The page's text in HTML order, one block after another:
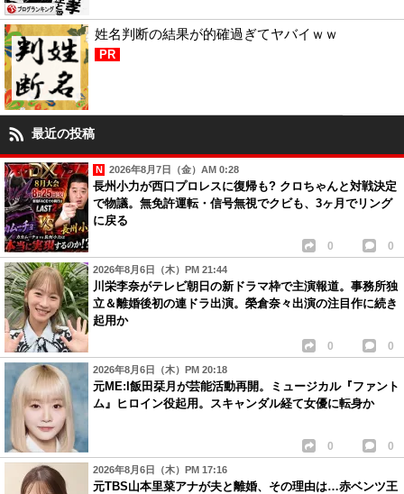
姓名判断の結果が的確過ぎてヤバイｗｗ
PR
最近の投稿
2026年8月7日（金）AM 0:28
長州小力が西口プロレスに復帰も? クロちゃんと対戦決定
で物議。無免許運転・信号無視でクビも、3ヶ月でリング
に戻る
0 0
2026年8月6日（木）PM 21:44
川栄李奈がテレビ朝日の新ドラマ枠で主演報道。事務所独
立＆離婚後初の連ドラ出演。榮倉奈々出演の注目作に続き
起用か
0 0
2026年8月6日（木）PM 20:18
元ME:I飯田栞月が芸能活動再開。ミュージカル『ファント
ム』ヒロイン役起用。スキャンダル経て女優に転身か
0 0
2026年8月6日（木）PM 17:16
元TBS山本里菜アナが夫と離婚、その理由は…赤ベンツ王